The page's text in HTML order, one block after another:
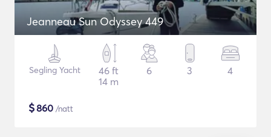
Jeanneau Sun Odyssey 449
Segling Yacht
46 ft
14 m
6 3 4
$860 /natt